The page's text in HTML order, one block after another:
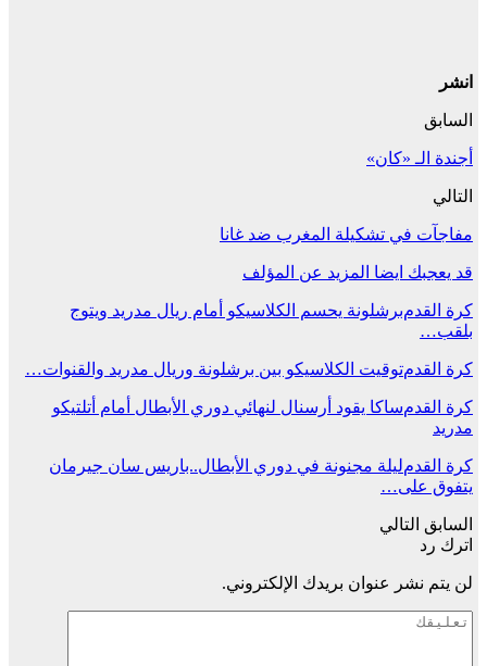
انشر
السابق
أجندة الـ «كان»
التالي
مفاجآت في تشكيلة المغرب ضد غانا
قد يعجبك ايضا المزيد عن المؤلف
كرة القدمبرشلونة يحسم الكلاسيكو أمام ريال مدريد ويتوج
بلقب…
كرة القدمتوقيت الكلاسيكو بين برشلونة وريال مدريد والقنوات…
كرة القدمساكا يقود أرسنال لنهائي دوري الأبطال أمام أتلتيكو
مدريد
كرة القدمليلة مجنونة في دوري الأبطال..باريس سان جيرمان
يتفوق على…
السابق التالي
اترك رد
لن يتم نشر عنوان بريدك الإلكتروني.